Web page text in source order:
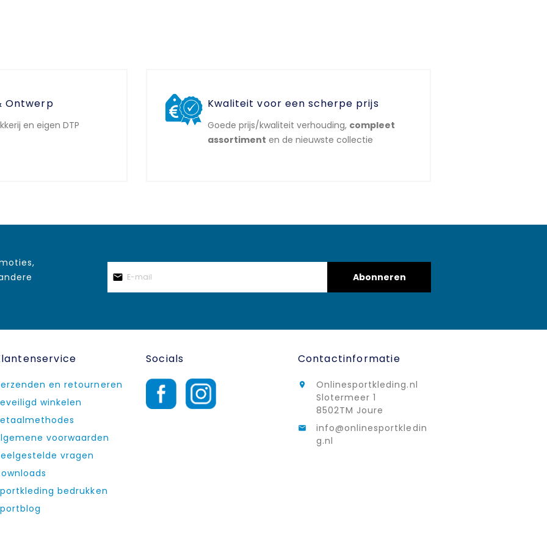
Ontwerp
en eigen DTP
Kwaliteit voor een scherpe prijs
Goede prijs/kwaliteit verhouding, compleet
assortiment en de nieuwste collectie
Abonneren
en retourneren
winkelen
voorwaarden
vragen
bedrukken
Socials Contactinformatie

Onlinesportkleding.nl
Slotermeer 1
8502TM Joure

info@onlinesportkledin
g.nl